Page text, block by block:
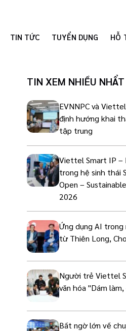
TIN TỨC TUYỂN DỤNG HỖ
TIN XEM NHIỀU NHẨT
EVNNPC và
định hướng khai
tập trung
Viettel Smart IP –
trong hệ sinh thái
Open –
2026
Ứng dụng AI trong
từ Thiên Long,
Người trẻ Viettel
văn hóa "Dám làm,
Bất ngờ lớn về